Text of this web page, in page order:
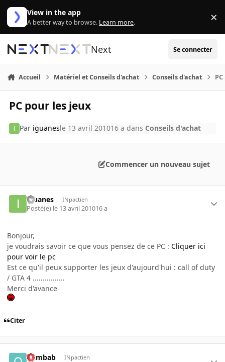
Aller au contenu
View in the app
A better way to browse. Learn more. ×
Next Se connecter
Accueil Matériel et Conseils d'achat Conseils d'achat
PC pour les jeux
Par iguanesle 13 avril 201016 a dans Conseils d'achat
Commencer un nouveau sujet
iguanes INpactien
Posté(e) le 13 avril 201016 a
Bonjour,
je voudrais savoir ce que vous pensez de ce PC : Cliquer ici
pour voir le pc
Est ce qu'il peux supporter les jeux d'aujourd'hui : call of duty
/ GTA 4 ................
Merci d'avance
Citer
oumbab INpactien